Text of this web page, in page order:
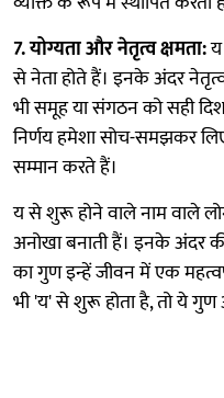
7. योग्यता और नेतृत्व क्षमता:
से नेता होते हैं। इनके अंदर
भी समूह या संगठन को सही
निर्णय हमेशा सोच-समझकर
सम्मान करते हैं।
य से शुरू होने वाले नाम वाले
अनोखा बनाती हैं। इनके अंदर की
का गुण इन्हें जीवन में एक
भी 'य' से शुरू होता है, तो ये